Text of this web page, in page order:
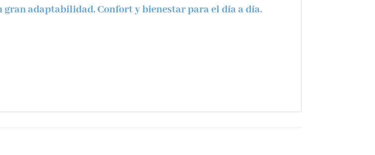
adaptabilidad. Confort y bienestar para el día a día.